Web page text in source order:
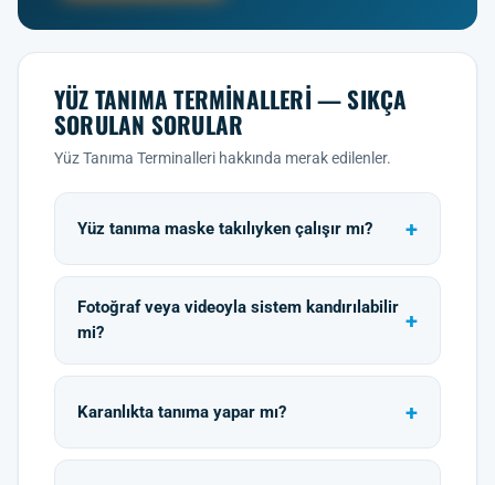
YÜZ TANIMA TERMINALLERI — SIKÇA
SORULAN SORULAR
Yüz Tanıma Terminalleri hakkında merak edilenler.
Yüz tanıma maske takılıyken çalışır mı?
Fotoğraf veya videoyla sistem kandırılabilir
mi?
Karanlıkta tanıma yapar mı?